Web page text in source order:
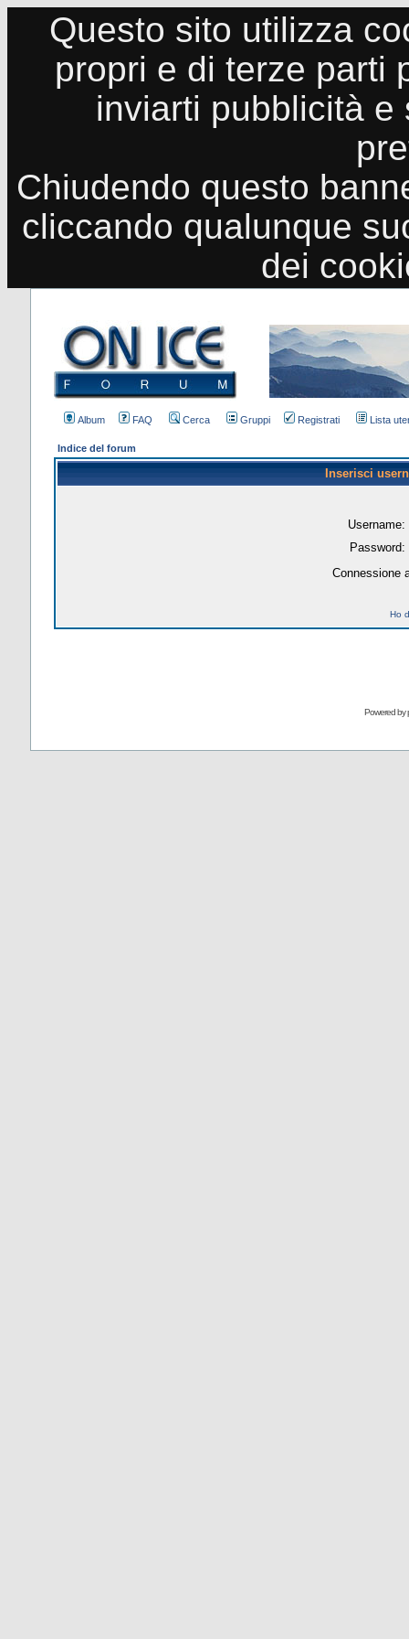
Questo sito utilizza
propri e di terze parti
inviarti pubblicità
Chiudendo questo
cliccando qualunque
dei
Album FAQ Cerca Gruppi Registrati Lista
Indice del forum
Inserisci
Username:
Password:
Connessione
Ho
Powered by